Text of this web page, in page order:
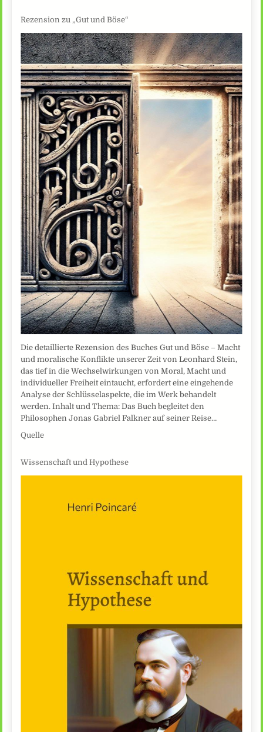
Rezension zu „Gut und Böse“
Die detaillierte Rezension des Buches Gut und Böse – Macht
und moralische Konflikte unserer Zeit von Leonhard Stein,
das tief in die Wechselwirkungen von Moral, Macht und
individueller Freiheit eintaucht, erfordert eine eingehende
Analyse der Schlüsselaspekte, die im Werk behandelt
werden. Inhalt und Thema: Das Buch begleitet den
Philosophen Jonas Gabriel Falkner auf seiner Reise…
Quelle
Wissenschaft und Hypothese